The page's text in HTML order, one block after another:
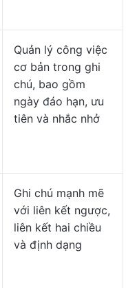
Quản lý công việc
cơ bản trong ghi
chú, bao gồm
ngày đáo hạn, ưu
tiên và nhắc nhở
Ghi chú mạnh mẽ
với liên kết ngược,
liên kết hai chiều
và định dạng